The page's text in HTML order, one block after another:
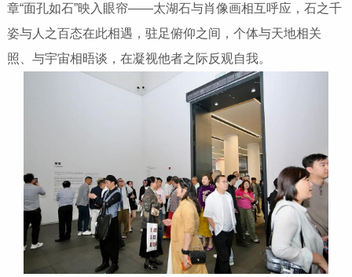
章“面孔如石”映入眼帘——太湖石与肖像画相互呼应，石之千
姿与人之百态在此相遇，驻足俯仰之间，个体与天地相关
照、与宇宙相晤谈，在凝视他者之际反观自我。